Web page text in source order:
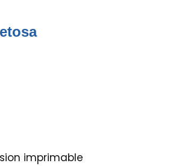
imprimable